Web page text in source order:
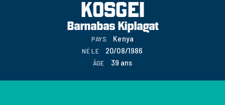
KOSGEI
Barnabas Kiplagat
PAYS Kenya
NÉ LE 20/08/1986
ÂGE 39 ans